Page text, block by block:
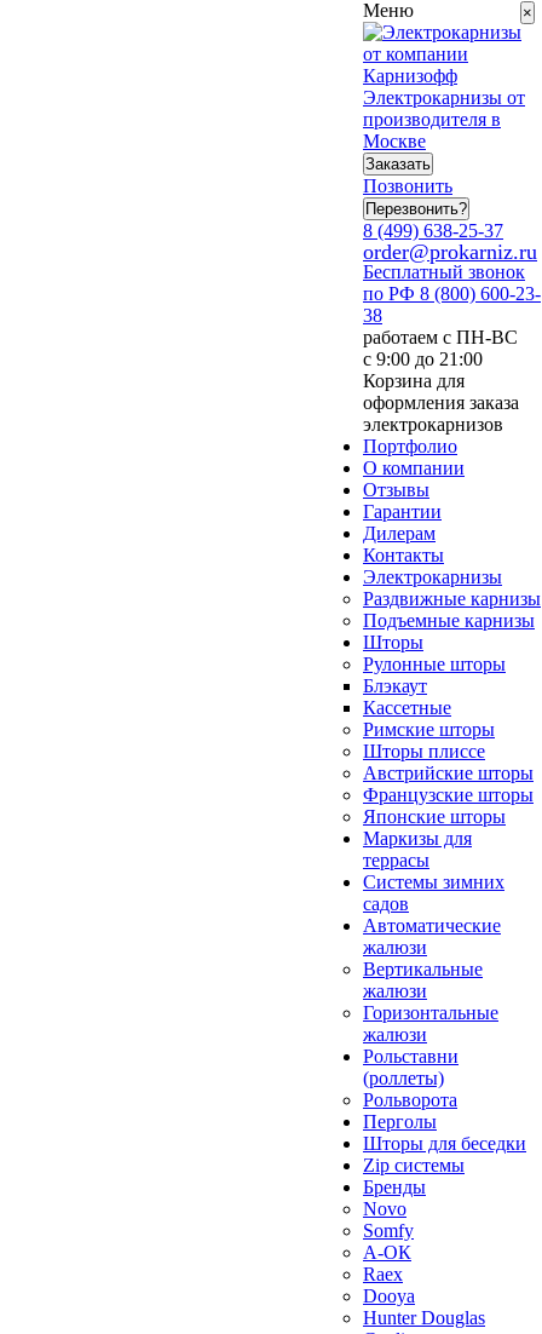
Меню
Электрокарнизы от
производителя в
Москве
Заказать
Позвонить
Перезвонить?
8 (499) 638-25-37
order@prokarniz.ru
Бесплатный звонок
по РФ 8 (800) 600-23-
38
работаем с ПН-ВС
с 9:00 до 21:00
Корзина для
оформления заказа
электрокарнизов
Портфолио
О компании
Отзывы
Гарантии
Дилерам
Контакты
Электрокарнизы
Раздвижные карнизы
Подъемные карнизы
Шторы
Рулонные шторы
Блэкаут
Кассетные
Римские шторы
Шторы плиссе
Австрийские шторы
Французские шторы
Японские шторы
Маркизы для
террасы
Системы зимних
садов
Автоматические
жалюзи
Вертикальные
жалюзи
Горизонтальные
жалюзи
Рольставни
(роллеты)
Рольворота
Перголы
Шторы для беседки
Zip системы
Бренды
Novo
Somfy
А-ОК
Raex
Dooya
Hunter Douglas
×